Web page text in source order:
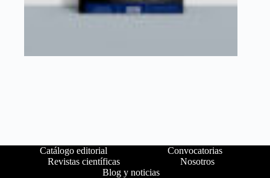
Catálogo editorial
Convocatorias
Revistas científicas
Nosotros
Blog y noticias